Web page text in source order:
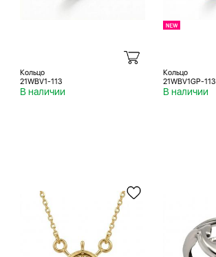
Кольцо
21WBV1-113
В наличии
Кольцо
21WBV1GP-113
В наличии